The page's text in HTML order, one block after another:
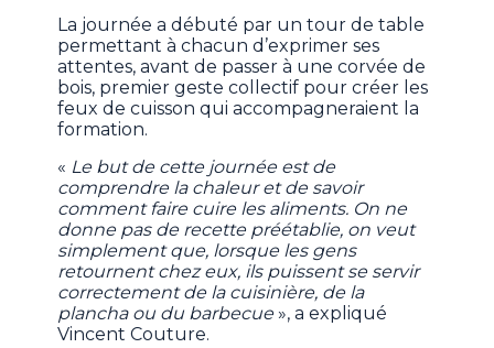
La journée a débuté par un tour de table
permettant à chacun d’exprimer ses
attentes, avant de passer à une corvée de
bois, premier geste collectif pour créer les
feux de cuisson qui accompagneraient la
formation.
« Le but de cette journée est de
comprendre la chaleur et de savoir
comment faire cuire les aliments. On ne
donne pas de recette préétablie, on veut
simplement que, lorsque les gens
retournent chez eux, ils puissent se servir
correctement de la cuisinière, de la
plancha ou du barbecue», a expliqué
Vincent Couture.